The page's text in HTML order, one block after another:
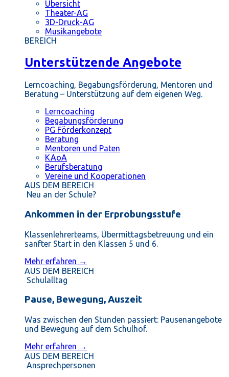
Übersicht
Theater-AG
3D-Druck-AG
Musikangebote
BEREICH
Unterstützende Angebote
Lerncoaching, Begabungsförderung, Mentoren und
Beratung – Unterstützung auf dem eigenen Weg.
Lerncoaching
Begabungsförderung
PG Förderkonzept
Beratung
Mentoren und Paten
KAoA
Berufsberatung
Vereine und Kooperationen
AUS DEM BEREICH
Neu an der Schule?
Ankommen in der Erprobungsstufe
Klassenlehrerteams, Übermittagsbetreuung und ein
sanfter Start in den Klassen 5 und 6.
Mehr erfahren →
AUS DEM BEREICH
Schulalltag
Pause, Bewegung, Auszeit
Was zwischen den Stunden passiert: Pausenangebote
und Bewegung auf dem Schulhof.
Mehr erfahren →
AUS DEM BEREICH
Ansprechpersonen